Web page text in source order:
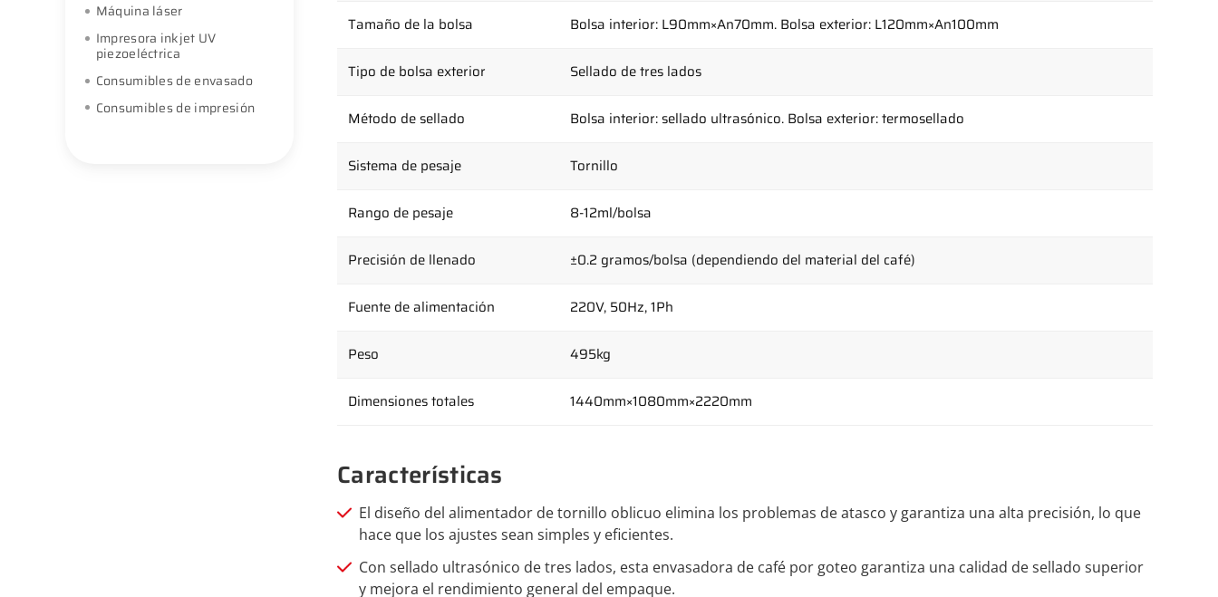
Tamaño de la bolsa Bolsa interior: L90mm×An70mm. Bolsa exterior: L120mm×An100mm
Tipo de bolsa exterior Sellado de tres lados
Método de sellado Bolsa interior: sellado ultrasónico. Bolsa exterior: termosellado
Sistema de pesaje Tornillo
Rango de pesaje 8-12ml/bolsa
Precisión de llenado ±0.2 gramos/bolsa (dependiendo del material del café)
Fuente de alimentación 220V, 50Hz, 1Ph
Peso 495kg
Dimensiones totales 1440mm×1080mm×2220mm
Características
El diseño del alimentador de tornillo oblicuo elimina los problemas de atasco y garantiza una alta precisión, lo que
hace que los ajustes sean simples y eficientes.
Con sellado ultrasónico de tres lados, esta envasadora de café por goteo garantiza una calidad de sellado superior
y mejora el rendimiento general del empaque.
Máquina láser
Impresora inkjet UV
piezoeléctrica
Consumibles de envasado
Consumibles de impresión